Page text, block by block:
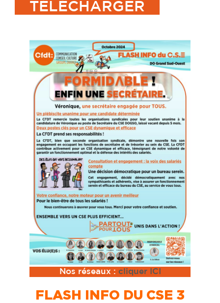
TÉLÉCHARGER
Nos réseaux : cliquer ICI
FLASH INFO DU CSE 3